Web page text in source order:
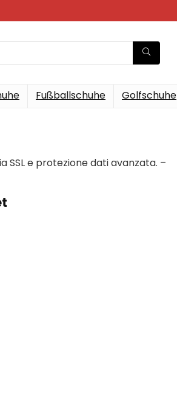
Fußballschuhe Golfschuhe
e protezione dati avanzata. –